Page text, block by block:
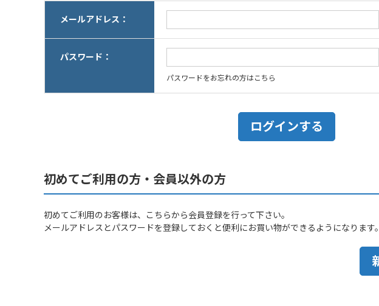
メールアドレス：
パスワード：
パスワードをお忘れの方はこちら
初めてご利用の方・会員以外の方
初めてご利用のお客様は、こちらから会員登録を行って下さい。
メールアドレスとパスワードを登録しておくと便利にお買い物ができるようになります。